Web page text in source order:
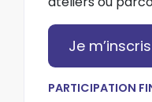
Je m’inscris
PARTICIPATION